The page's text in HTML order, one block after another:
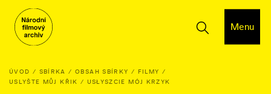
Menu
ÚVOD SBÍRKA OBSAH SBÍRKY
FILMY
USLYŠTE MŮJ KŘIK / USŁYSZCIE MÓJ KRZYK